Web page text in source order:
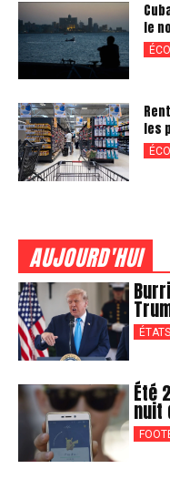
le
les
AUJOURD'HUI
Été
nuit